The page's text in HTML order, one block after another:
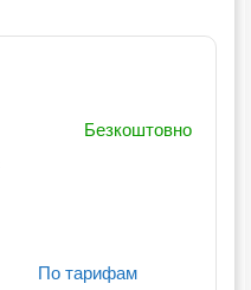
Безкоштовно
По тарифам